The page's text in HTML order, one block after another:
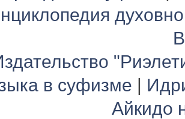
в суфизме |
Айкидо